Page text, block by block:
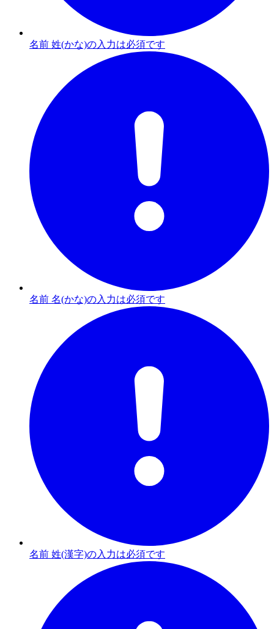
名前 姓(かな)の入力は必須です
名前 名(かな)の入力は必須です
名前 姓(漢字)の入力は必須です